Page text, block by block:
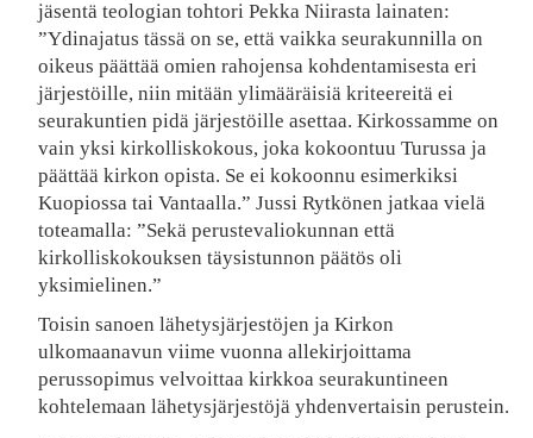
jäsentä teologian tohtori Pekka Niirasta lainaten:
”Ydinajatus tässä on se, että vaikka seurakunnilla on
oikeus päättää omien rahojensa kohdentamisesta eri
järjestöille, niin mitään ylimääräisiä kriteereitä ei
seurakuntien pidä järjestöille asettaa. Kirkossamme on
vain yksi kirkolliskokous, joka kokoontuu Turussa ja
päättää kirkon opista. Se ei kokoonnu esimerkiksi
Kuopiossa tai Vantaalla.” Jussi Rytkönen jatkaa vielä
toteamalla: ”Sekä perustevaliokunnan että
kirkolliskokouksen täysistunnon päätös oli
yksimielinen.”
Toisin sanoen lähetysjärjestöjen ja Kirkon
ulkomaanavun viime vuonna allekirjoittama
perussopimus velvoittaa kirkkoa seurakuntineen
kohtelemaan lähetysjärjestöjä yhdenvertaisin perustein.